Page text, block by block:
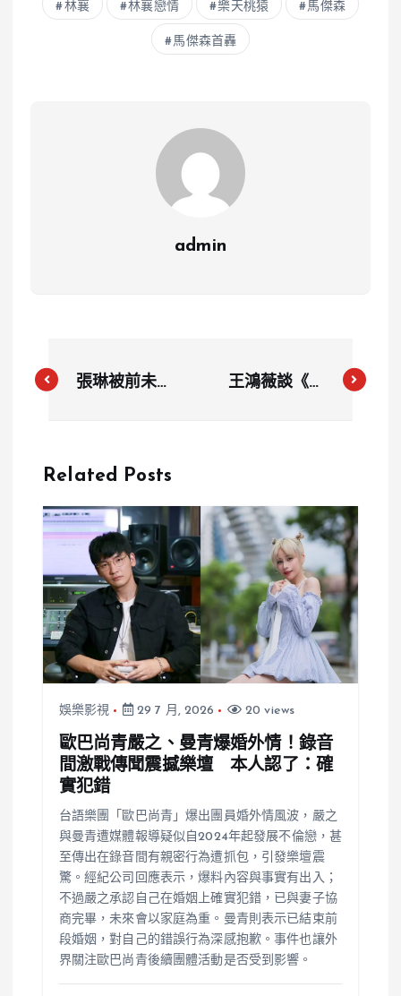
林襄 林襄戀情 樂天桃猿 馬傑森
馬傑森首轟
admin
張琳被前未婚
熙娣》班底爆
宅精品生活遭
點名
王鴻薇談《鐵
Related Posts
娛樂影視 29 7 月, 2026 20 views
歐巴尚青嚴之、曼青爆婚外情！錄音
間激戰傳聞震撼樂壇 本人認了：確
實犯錯
台語樂團「歐巴尚青」爆出團員婚外情風波，嚴之
與曼青遭媒體報導疑似自2024年起發展不倫戀，甚
至傳出在錄音間有親密行為遭抓包，引發樂壇震
驚。經紀公司回應表示，爆料內容與事實有出入；
不過嚴之承認自己在婚姻上確實犯錯，已與妻子協
商完畢，未來會以家庭為重。曼青則表示已結束前
段婚姻，對自己的錯誤行為深感抱歉。事件也讓外
界關注歐巴尚青後續團體活動是否受到影響。